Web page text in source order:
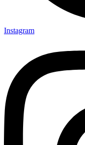
Instagram